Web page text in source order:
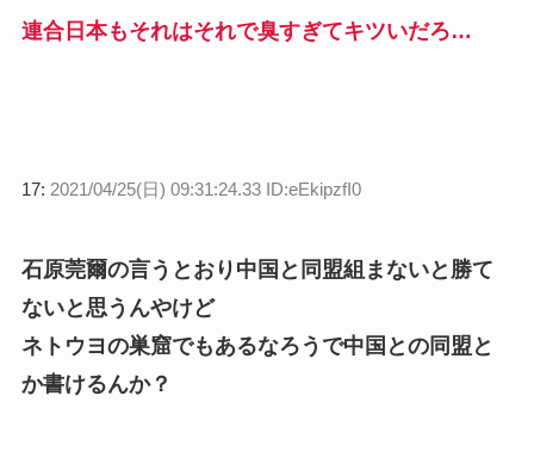
連合日本もそれはそれで臭すぎてキツいだろ…
17: 2021/04/25(日) 09:31:24.33 ID:eEkipzfI0
石原莞爾の言うとおり中国と同盟組まないと勝て
ないと思うんやけど
ネトウヨの巣窟でもあるなろうで中国との同盟と
か書けるんか？